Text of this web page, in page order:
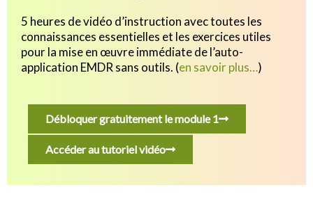
5 heures de vidéo d’instruction avec toutes les
connaissances essentielles et les exercices utiles
pourla mise en œuvre immédiate de l’auto-
application EMDR sans outils. (en savoir plus…)
Débloquer gratuitement le module 1
Accéder au tutoriel vidéo